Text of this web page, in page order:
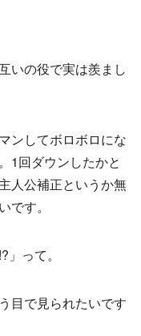
いの役で実は羨まし
ンしてボロボロにな
1回ダウンしたかと
人公補正というか無
す。
って。
目で見られたいです